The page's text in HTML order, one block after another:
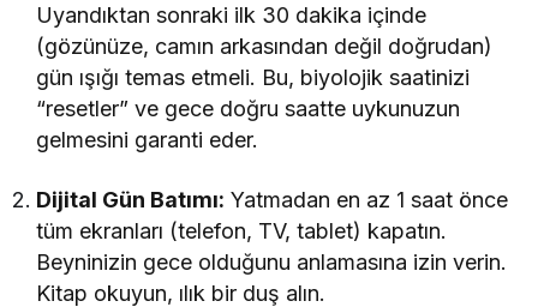
Uyandıktan sonraki ilk 30 dakika içinde
(gözünüze, camın arkasından değil doğrudan)
gün ışığı temas etmeli. Bu, biyolojik saatinizi
“resetler” ve gece doğru saatte uykunuzun
gelmesini garanti eder.
Dijital Gün Batımı: Yatmadan en az 1 saat önce
tüm ekranları (telefon, TV, tablet) kapatın.
Beyninizin gece olduğunu anlamasına izin verin.
Kitap okuyun, ılık bir duş alın.